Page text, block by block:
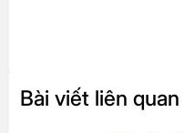
Bài viết liên quan